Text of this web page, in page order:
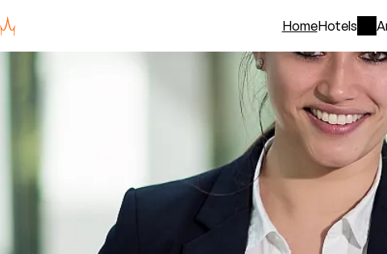
HomeHotels